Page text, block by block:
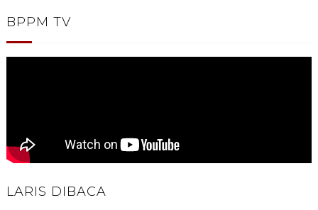
BPPM TV
LARIS DIBACA